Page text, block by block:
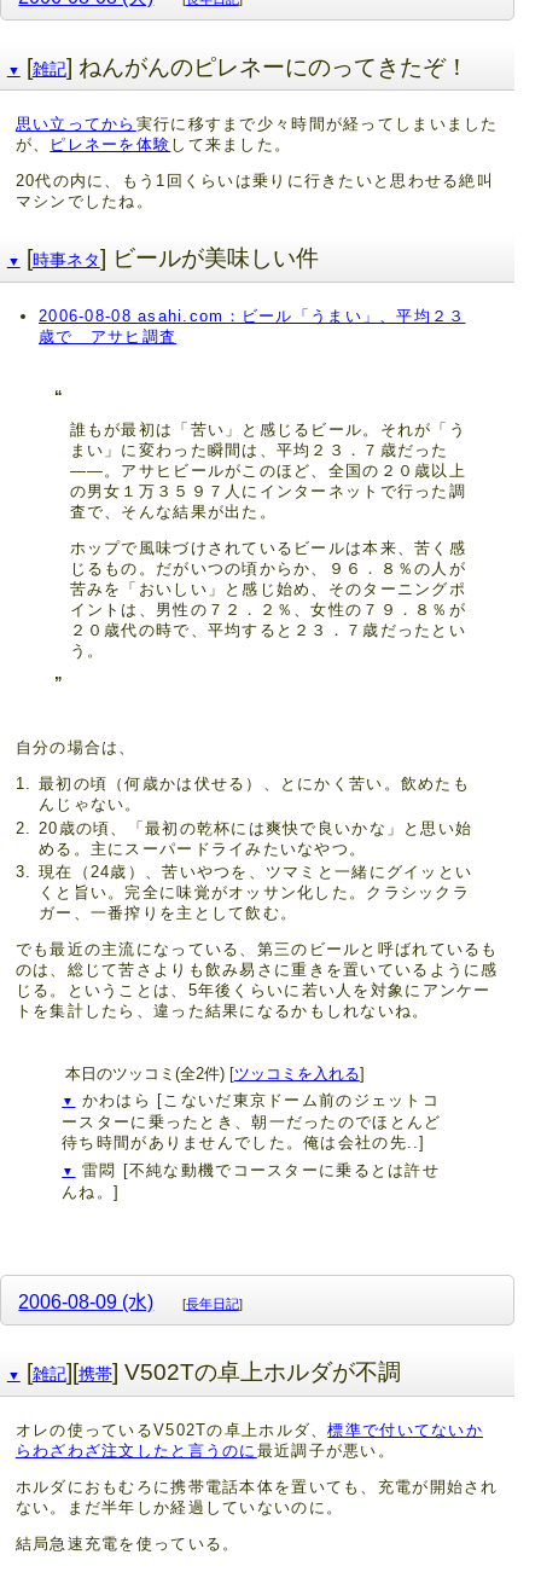
▼ [雑記] ねんがんのピレネーにのってきたぞ！
思い立ってから 実行に移すまで少々時間が経ってしまいました
が、
ピレネーを体験 して来ました。
20代の内に、もう1回くらいは乗りに行きたいと思わせる絶叫
マシンでしたね。
▼ [時事ネタ] ビールが美味しい件
2006-08-08 asahi.com：ビール「うまい」、平均２３
歳で アサヒ調査
誰もが最初は「苦い」と感じるビール。それが「う
まい」に変わった瞬間は、平均２３．７歳だった
――。アサヒビールがこのほど、全国の２０歳以上
の男女１万３５９７人にインターネットで行った調
査で、そんな結果が出た。
ホップで風味づけされているビールは本来、苦く感
じるもの。だがいつの頃からか、９６．８％の人が
苦みを「おいしい」と感じ始め、そのターニングポ
イントは、男性の７２．２％、女性の７９．８％が
２０歳代の時で、平均すると２３．７歳だったとい
う。
自分の場合は、
最初の頃（何歳かは伏せる）、とにかく苦い。飲めたも
んじゃない。
20歳の頃、「最初の乾杯には爽快で良いかな」と思い始
める。主にスーパードライみたいなやつ。
現在（24歳）、苦いやつを、ツマミと一緒にグイッとい
くと旨い。完全に味覚がオッサン化した。クラシックラ
ガー、一番搾りを主として飲む。
でも最近の主流になっている、第三のビールと呼ばれているも
のは、総じて苦さよりも飲み易さに重きを置いているように感
じる。ということは、5年後くらいに若い人を対象にアンケー
トを集計したら、違った結果になるかもしれないね。
本日のツッコミ(全2件) [ツッコミを入れる]
▼ かわはら
[こないだ東京ドーム前のジェットコ
ースターに乗ったとき、朝一だったのでほとんど
待ち時間がありませんでした。俺は会社の先..]
▼ 雷悶
[不純な動機でコースターに乗るとは許せ
んね。]
2006-08-09 (水) [長年日記]
▼ [雑記][携帯] V502Tの卓上ホルダが不調
オレの使っているV502Tの卓上ホルダ、標準で付いてないか
らわざわざ注文したと言うのに 最近調子が悪い。
ホルダにおもむろに携帯電話本体を置いても、充電が開始され
ない。まだ半年しか経過していないのに。
結局急速充電を使っている。